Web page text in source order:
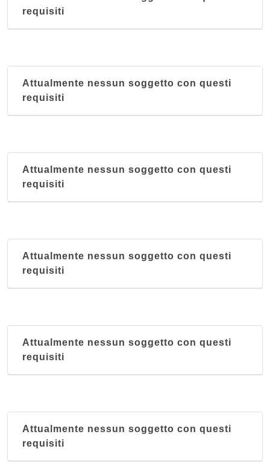
requisiti
Attualmente nessun soggetto con questi
requisiti
Attualmente nessun soggetto con questi
requisiti
Attualmente nessun soggetto con questi
requisiti
Attualmente nessun soggetto con questi
requisiti
Attualmente nessun soggetto con questi
requisiti